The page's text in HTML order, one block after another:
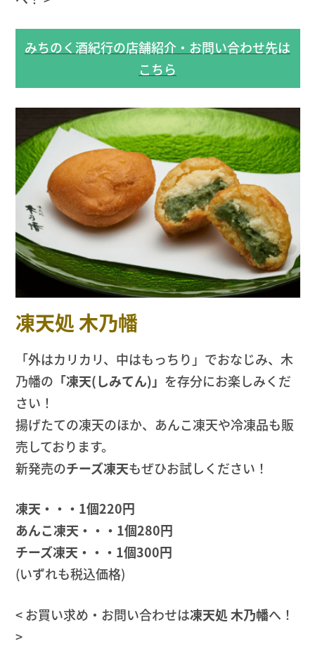
みちのく酒紀行の店舗紹介・お問い合わせ先は
こちら
凍天処 木乃幡
「外はカリカリ、中はもっちり」でおなじみ、木
乃幡の 「凍天(しみてん)」 を存分にお楽しみくだ
さい！
揚げたての凍天のほか、あんこ凍天や冷凍品も販
売しております。
新発売のチーズ凍天もぜひお試しください！
凍天・・・1個220円
あんこ凍天・・・1個280円
チーズ凍天・・・1個300円
(いずれも税込価格)
< お買い求め・お問い合わせは凍天処 木乃幡へ！
>